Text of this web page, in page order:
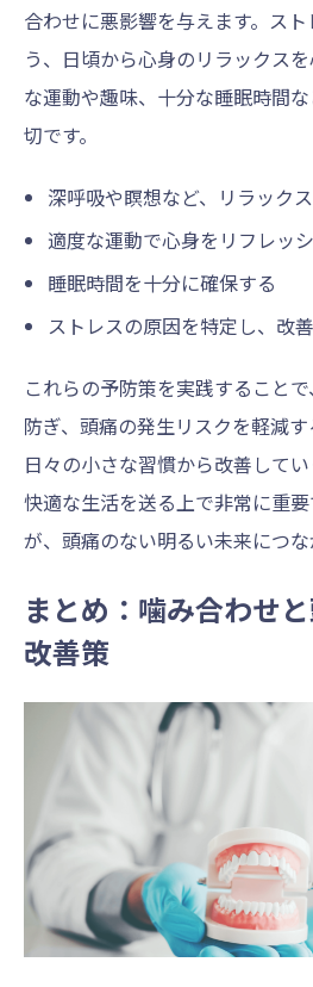
合わせに悪影響を与えます。ス
う、日頃から心身のリラックス
な運動や趣味、十分な睡眠時間
切です。
深呼吸や瞑想など、リラック
適度な運動で心身をリフレッ
睡眠時間を十分に確保する
ストレスの原因を特定し、改
これらの予防策を実践すること
防ぎ、頭痛の発生リスクを軽減す
日々の小さな習慣から改善して
快適な生活を送る上で非常に重
が、頭痛のない明るい未来につな
まとめ：噛み合わせ
改善策